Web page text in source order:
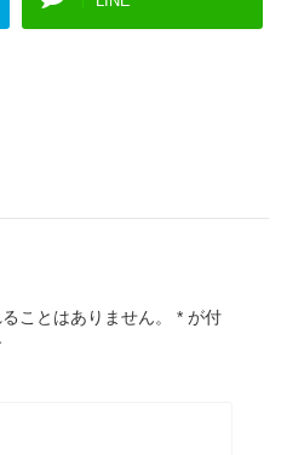
ことはありません。 * が付